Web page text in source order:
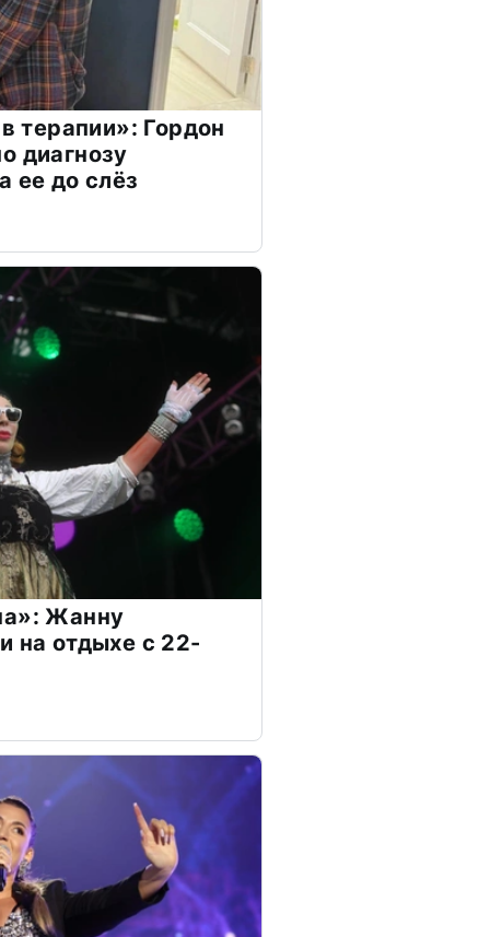
терапии»: Гордон
диагнозу
ее до слёз
Жанну
на отдыхе с 22-